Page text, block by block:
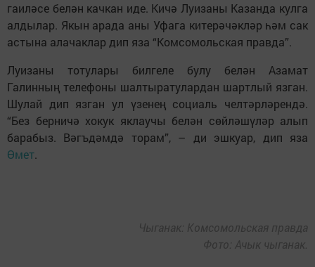
гаиләсе белән качкан иде. Кичә Луизаны Казанда кулга
алдылар. Якын арада аны Уфага китерәчәкләр һәм сак
астына алачаклар дип яза “Комсомольская правда”.
Луизаны тотулары билгеле булу белән Азамат
Галинның телефоны шалтыратулардан шартлый язган.
Шулай дип язган ул үзенең социаль челтәрләрендә.
“Без берничә хокук яклаучы белән сөйләшүләр алып
барабыз. Вәгъдәмдә торам”, – ди эшкуар, дип яза
Өмет.
Чыганак: Комсомольская правда
Фото: Ачык чыганак.